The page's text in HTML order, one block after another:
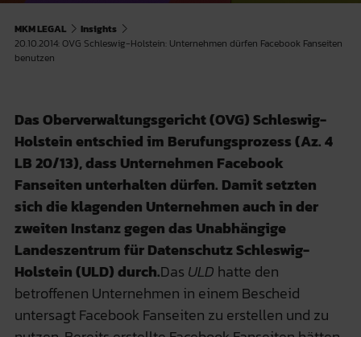
MKM LEGAL
Insights
20.10.2014: OVG Schleswig-Holstein: Unternehmen dürfen Facebook Fanseiten
benutzen
Das Oberverwaltungsgericht (OVG) Schleswig-
Holstein entschied im Berufungsprozess (Az. 4
LB 20/13), dass Unternehmen Facebook
Fanseiten unterhalten dürfen. Damit setzten
sich die klagenden Unternehmen auch in der
zweiten Instanz gegen das Unabhängige
Landeszentrum für Datenschutz Schleswig-
Holstein (ULD) durch.Das ULD hatte den
betroffenen Unternehmen in einem Bescheid
untersagt Facebook Fanseiten zu erstellen und zu